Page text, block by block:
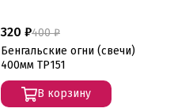
320 ₽400 ₽
Бенгальские огни (свечи)
400мм ТР151
В корзину